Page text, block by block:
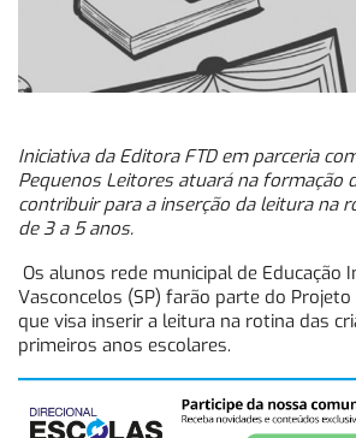
Iniciativa da Editora FTD em parceria
Pequenos Leitores atuará na formação
contribuir para a inserção da leitura na
de 3 a 5 anos.
Os alunos rede municipal de Educação
Vasconcelos (SP) farão parte do
que visa inserir a leitura na rotina das
primeiros anos escolares.